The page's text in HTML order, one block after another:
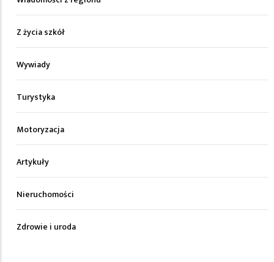
Z życia szkół
Wywiady
Turystyka
Motoryzacja
Artykuły
Nieruchomości
Zdrowie i uroda